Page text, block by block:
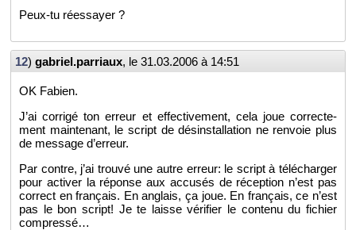
Peux-tu ré­es­sayer ?
12) gabriel.​parriaux, le 31.03.2006 à 14:51
OK Fa­bien.
J’ai cor­rigé ton er­reur et ef­fec­ti­ve­ment, cela joue cor­rec­te­
ment main­te­nant, le script de dés­ins­tal­la­tion ne ren­voie plus
de mes­sage d’er­reur.
Par contre, j’ai trouvé une autre er­reur: le script à té­lé­char­ger
pour ac­ti­ver la ré­ponse aux ac­cu­sés de ré­cep­tion n’est pas
cor­rect en fran­çais. En an­glais, ça joue. En fran­çais, ce n’est
pas le bon script! Je te laisse vé­ri­fier le contenu du fi­chier
com­pressé…